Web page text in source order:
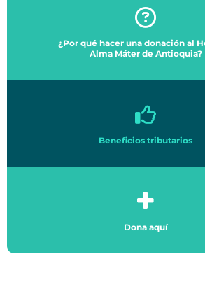
¿Por qué hacer una donación al
Alma Máter de Antioquia?
Beneficios tributarios
Dona aquí